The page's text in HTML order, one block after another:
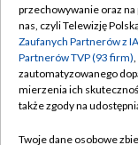
Abonament TVP
Emisja w TVP
Centrum
Naziemna
przechowywanie oraz
nas, czyli Telewizję
Zaufanych Partnerów z
Partnerów TVP (93 firm)
zautomatyzowanego
mierzenia ich
także zgody na
Twoje dane osobowe